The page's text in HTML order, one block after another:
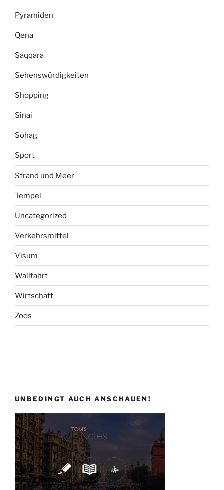
Pyramiden
Qena
Saqqara
Sehenswürdigkeiten
Shopping
Sinai
Sohag
Sport
Strand und Meer
Tempel
Uncategorized
Verkehrsmittel
Visum
Wallfahrt
Wirtschaft
Zoos
UNBEDINGT AUCH ANSCHAUEN!